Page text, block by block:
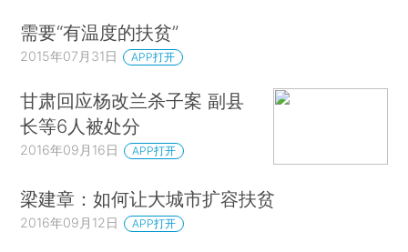
需要“有温度的扶贫”
2015年07月31日 APP打开
甘肃回应杨改兰杀子案 副县
长等6人被处分
2016年09月16日 APP打开
梁建章：如何让大城市扩容扶贫
2016年09月12日 APP打开